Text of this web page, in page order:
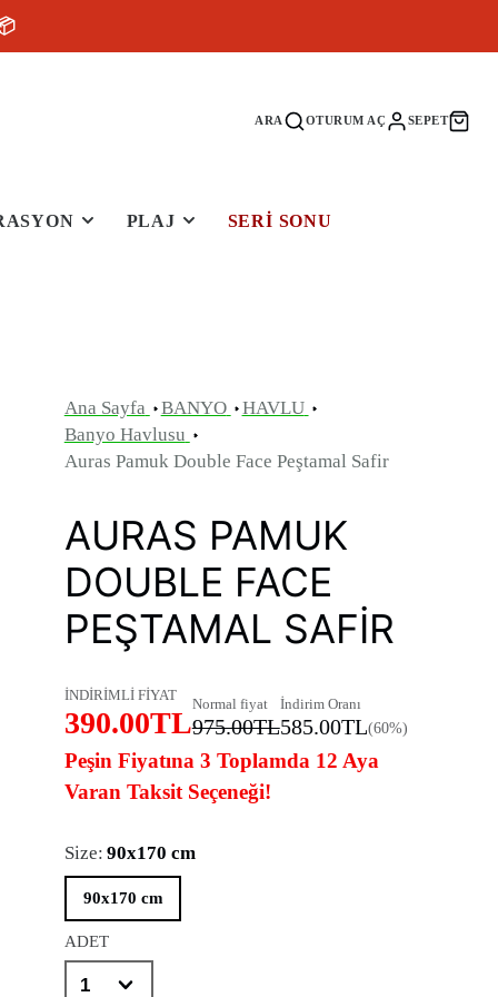
ARA OTURUM AÇ SEPET
PLAJ SERI SONU
Ana Sayfa BANYO
HAVLU
Banyo Havlusu
Auras Pamuk Double Face Peştamal Safir
AURAS PAMUK
DOUBLE FACE
PEŞTAMAL SAFIR
İNDİRİMLİ FİYAT
390.00TL
Normal fiyat
975.00TL
İndirim Oranı
585.00TL(60%)
Peşin Fiyatına 3 Toplamda 12 Aya
Varan Taksit Seçeneği!
Size: 90x170 cm
90x170 cm
ADET